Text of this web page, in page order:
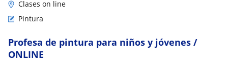
Clases on line
Pintura
Profesa de pintura para niños y jóvenes /
ONLINE